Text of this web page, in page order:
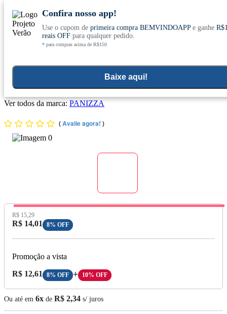
Conheça nosso site novo! E comemore com 0
Confira nosso app!
Use o cupom de primeira compra BEMVINDOAPPe ganhe
reais OFFpara qualquer pedido.
* para compras acima de R$150
Baixe aqui!
Ver todos da marca: PANIZZA
(Avalie agora! )
Preço Original:
R$ 15,29
Preço com Desconto:
R$ 14,01 8% OFF
Promoção a vista
Preço A Vista:
R$ 12,61 8% OFF + 10% OFF
Ou até em 6x de R$ 2,34 s/ juros